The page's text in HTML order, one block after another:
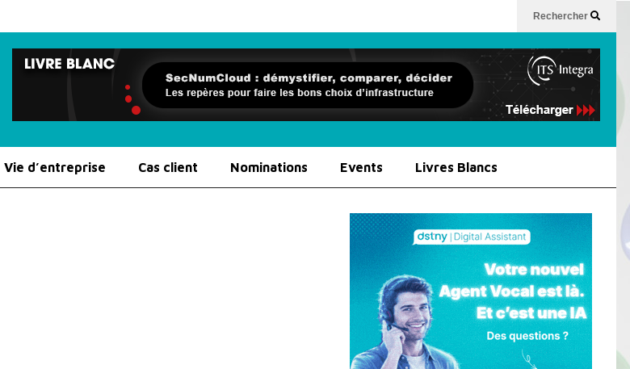
Rechercher
Vie d’entreprise Cas client Nominations Events Livres Blancs